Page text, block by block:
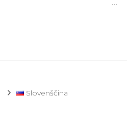
…
Slovenščina